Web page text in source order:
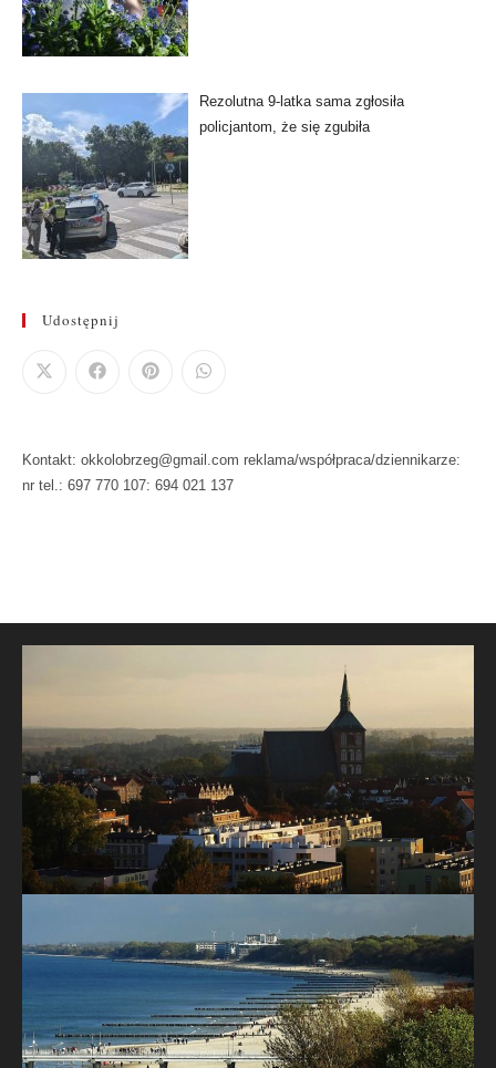
Rezolutna 9-latka sama zgłosiła
policjantom, że się zgubiła
Udostępnij
Kontakt: okkolobrzeg@gmail.com reklama/współpraca/dziennikarze:
nr tel.: 697 770 107: 694 021 137